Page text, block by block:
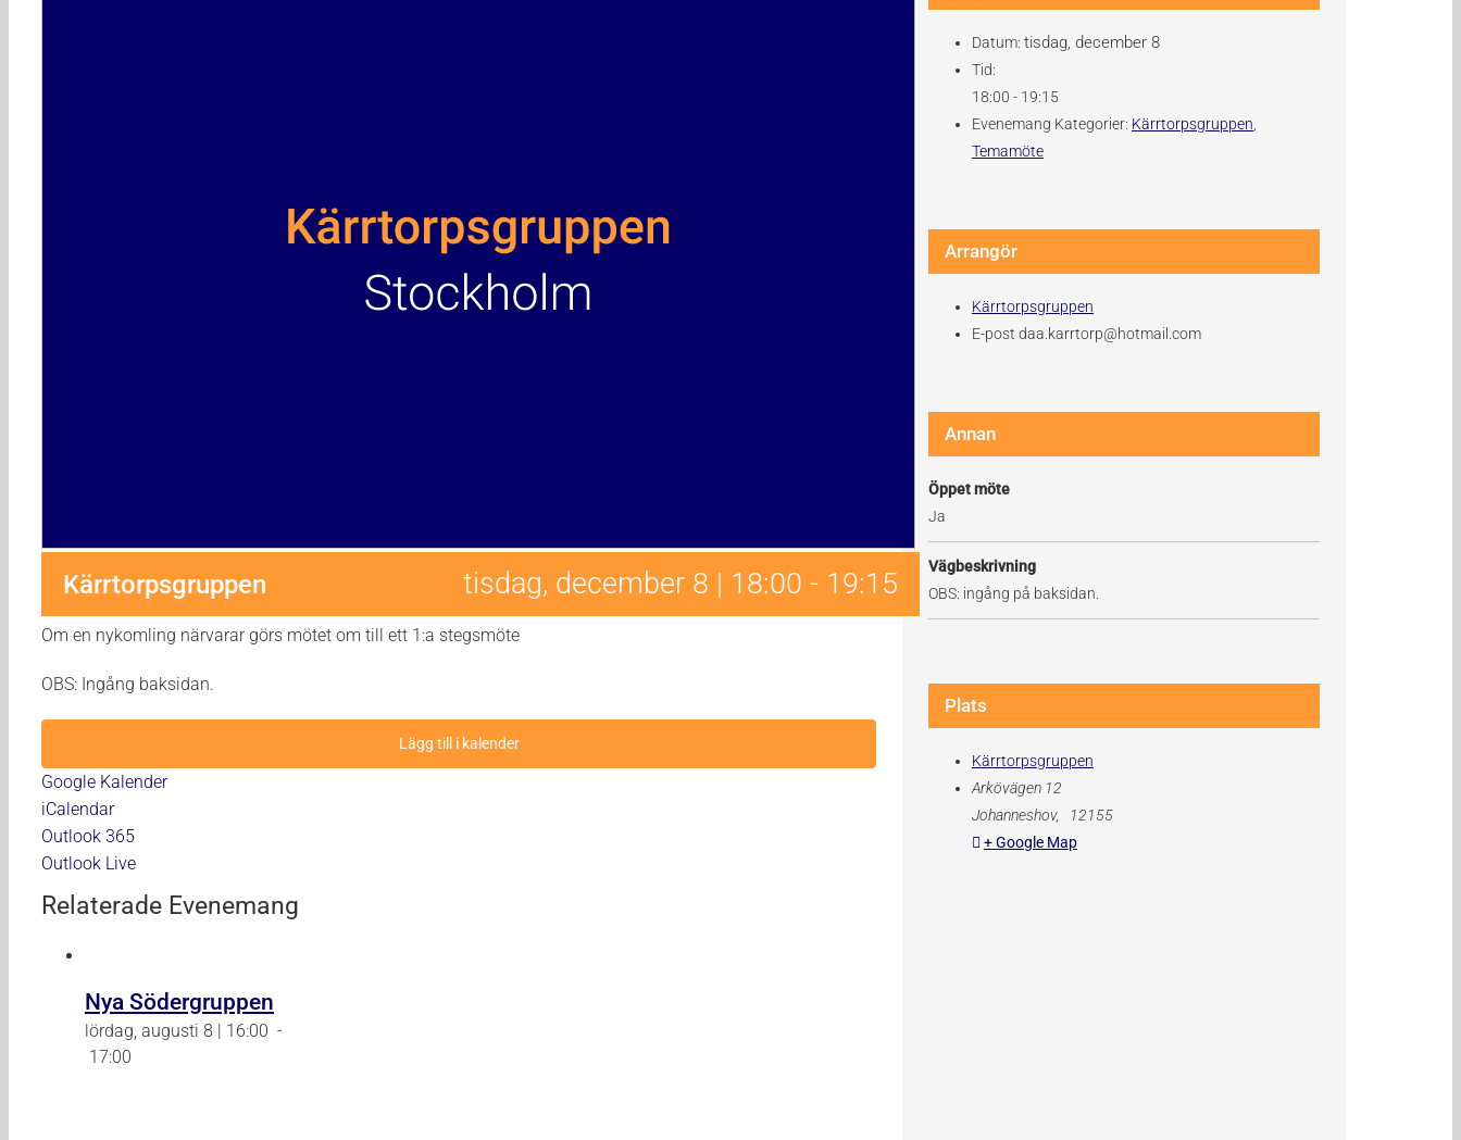
Kärrtorpsgruppen tisdag, december 8 | 18:00 - 19:15
Om en nykomling närvarar görs mötet om till ett 1:a stegsmöte
OBS: Ingång baksidan.
Lägg till i kalender
Google Kalender
iCalendar
Outlook 365
Outlook Live
Relaterade Evenemang
Nya Södergruppen
lördag, augusti 8 | 16:00 -
17:00
Datum: tisdag, december 8
Tid:
18:00 - 19:15
Evenemang Kategorier: Kärrtorpsgruppen
Temamöte
Arrangör
Kärrtorpsgruppen
E-post daa.karrtorp@hotmail.com
Annan
Öppet möte
Ja
Vägbeskrivning
OBS: ingång på baksidan.
Plats
Kärrtorpsgruppen
Arkövägen 12
Johanneshov,
12155
+ Google Map